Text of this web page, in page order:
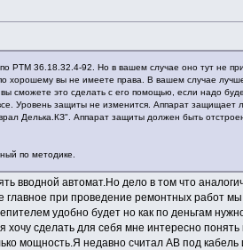
РТМ 36.18.32.4-92. Но в вашем случае оно тут не
хорошему вы не имеете права. В вашем случае
сможете это сделать с его помощью, если надо
Уровень защиты не изменится. Аппарат защищает
Делька.КЗ". Аппарат защиты должен быть
по методике.
вводной автомат.Но дело в том что
при проведение ремонтных работ
удобно будет но как по деньгам
сделать для себя мне интересно
мощность.Я недавно считал АВ под